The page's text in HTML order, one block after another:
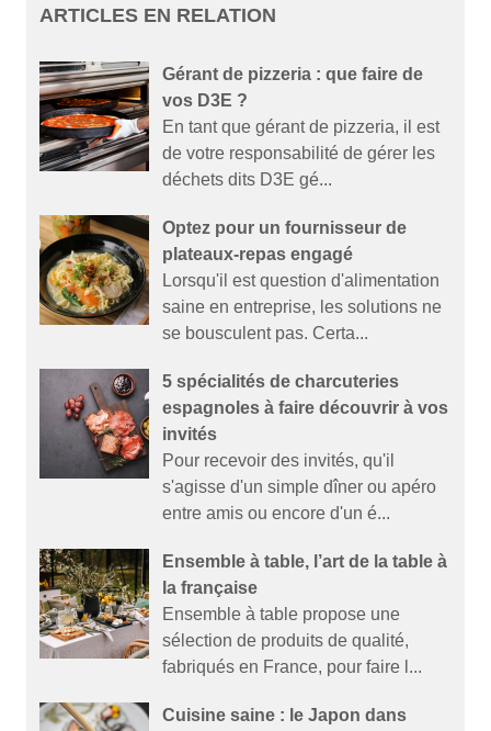
ARTICLES EN RELATION
Gérant de pizzeria : que faire de
vos D3E ?
En tant que gérant de pizzeria, il est
de votre responsabilité de gérer les
déchets dits D3E gé...
Optez pour un fournisseur de
plateaux-repas engagé
Lorsqu'il est question d'alimentation
saine en entreprise, les solutions ne
se bousculent pas. Certa...
5 spécialités de charcuteries
espagnoles à faire découvrir à vos
invités
Pour recevoir des invités, qu'il
s'agisse d'un simple dîner ou apéro
entre amis ou encore d'un é...
Ensemble à table, l’art de la table à
la française
Ensemble à table propose une
sélection de produits de qualité,
fabriqués en France, pour faire l...
Cuisine saine : le Japon dans